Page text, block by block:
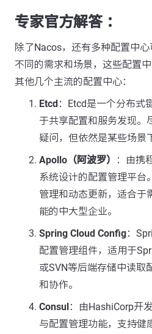
专家官方解答 ：
除了Nacos，还有多种配置中
不同的需求和场景，这些配置
其他几个主流的配置中心：
Etcd：Etcd是一个分布式
于共享配置和服务发现。
疑问，但依然是某些场景
Apollo（阿波罗）
：由携
系统设计的配置管理平台
管理和动态更新，适合于
能的中大型企业。
Spring Cloud Config：
配置管理组件，适用于
或SVN等后端存储中读取
和协作。
Consul：由HashiCorp开
与配置管理功能，支持健